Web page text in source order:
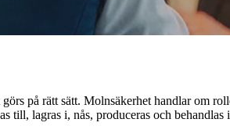
på rätt sätt. Molnsäkerhet handlar om
till, lagras i, nås, produceras och